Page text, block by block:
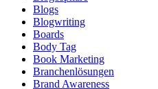
Blogs
Blogwriting
Boards
Body Tag
Book Marketing
Branchenlösungen
Brand Awareness